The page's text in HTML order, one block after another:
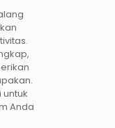
Anda